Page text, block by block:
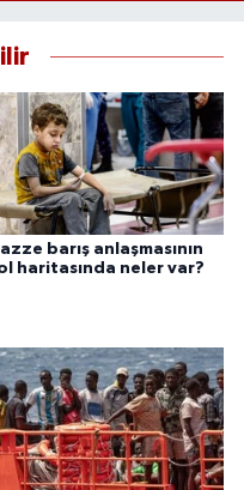
barış anlaşmasının
haritasında neler var?